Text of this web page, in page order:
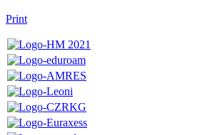
Print